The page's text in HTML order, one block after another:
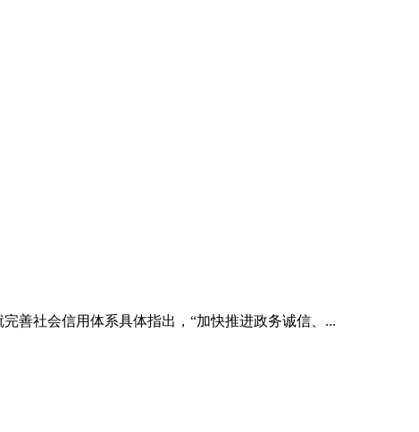
善社会信用体系具体指出，“加快推进政务诚信、...